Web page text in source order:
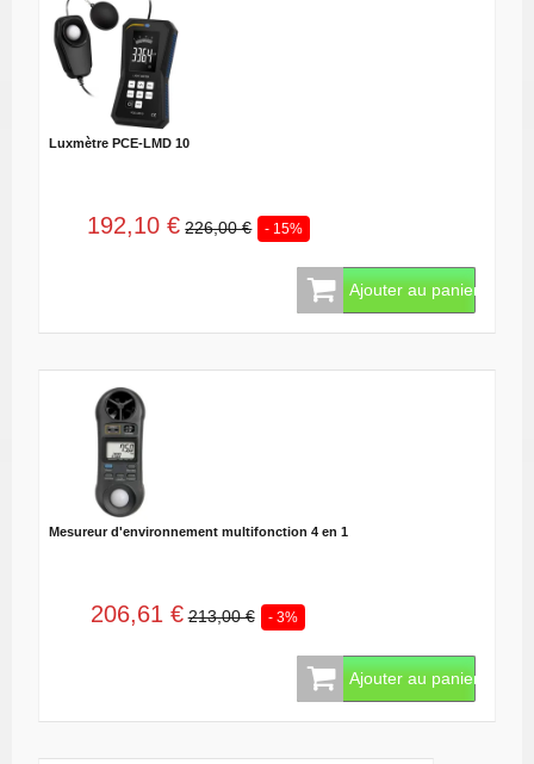
Luxmètre PCE-LMD 10
192,10 € 226,00 € - 15%
Ajouter au panier
Mesureur d'environnement multifonction 4 en 1
206,61 € 213,00 € - 3%
Ajouter au panier